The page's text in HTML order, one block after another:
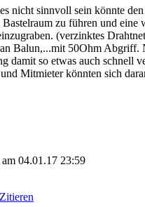
nicht sinnvoll sein könnte
zu führen und eine
(verzinktes
Balun,...mit 50Ohm Abgriff.
damit so etwas auch schnell
Mitmieter könnten sich
04.01.17 23:59
Zitieren